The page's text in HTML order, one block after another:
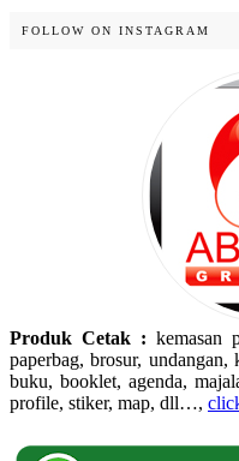
FOLLOW ON INSTAGRAM
Produk Cetak : kemasan
paperbag, brosur,
buku, booklet, agenda,
profile, stiker, map, dll…,